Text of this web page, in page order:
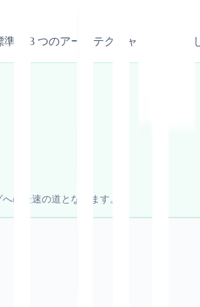
の 3 つのアーキテクチャをサポート
の最速の道となります。